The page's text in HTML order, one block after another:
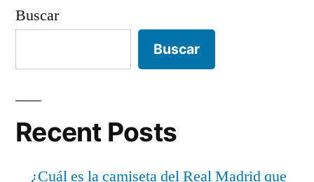
Buscar
Buscar
Recent Posts
¿Cuál es la camiseta del Real Madrid que